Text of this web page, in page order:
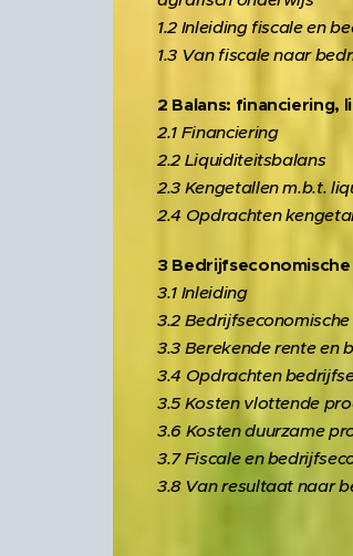
1.2 Inleiding fiscale en
1.3 Van fiscale naar
2 Balans:
2.1 Financiering
2.2 Liquiditeitsbalans
2.3 Kengetallen m.b.t.
2.4 Opdrachten
3
3.1 Inleiding
3.2
3.3 Berekende rente en
3.4 Opdrachten
3.5 Kosten vlottende
3.6 Kosten duurzame
3.7 Fiscale en
3.8 Van resultaat naar